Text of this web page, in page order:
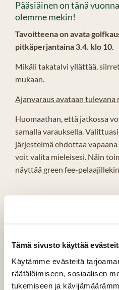
Tämä sivusto käyttää
Käytämme evästeitä
räätälöimiseen, sosiaalisen
tukemiseen ja
Pääsiäinen on tänä
olemme mekin!
Tavoitteena on avata
pitkäperjantaina 3.4. klo 10.
Mikäli takatalvi yllättää,
mukaan.
Ajanvaraus avataan tulevana
Huomaathan, että jatkossa
samalla varauksella.
järjestelmä ehdottaa
voit valita mieleisesi. Näin
näyttää green fee-